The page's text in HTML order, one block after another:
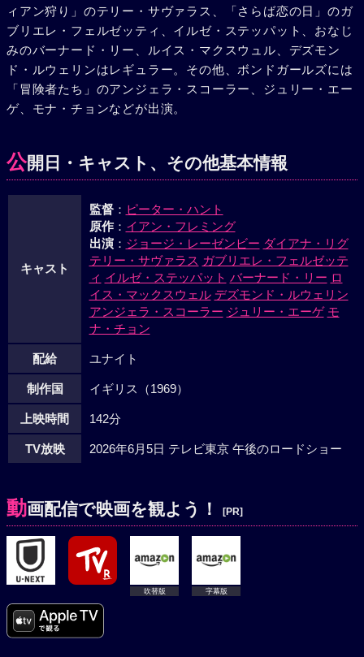
ィアン狩り」のテリー・サヴァラス、「さらば恋の日」のガ
ブリエレ・フェルゼッティ、イルゼ・ステッパット、おなじ
みのバーナード・リー、ルイス・マクスウュル、デズモン
ド・ルウェリンはレギュラー。その他、ボンドガールズには
「冒険者たち」のアンジェラ・スコーラー、ジュリー・エー
ゲ、モナ・チョンなどが出演。
公開日・キャスト、その他基本情報
キャスト
監督： ピーター・ハント
原作： イアン・フレミング
出演： ジョージ・レーゼンビー ダイアナ・リグ
テリー・サヴァラス ガブリエレ・フェルゼッテ
ィ イルゼ・ステッパット バーナード・リー ロ
イス・マックスウェル デズモンド・ルウェリン
アンジェラ・スコーラー ジュリー・エーゲ モ
ナ・チョン
配給 ユナイト
制作国 イギリス（1969）
上映時間 142分
TV放映 2026年6月5日 テレビ東京 午後のロードショー
動画配信で映画を観よう！ [PR]
吹替版 字幕版